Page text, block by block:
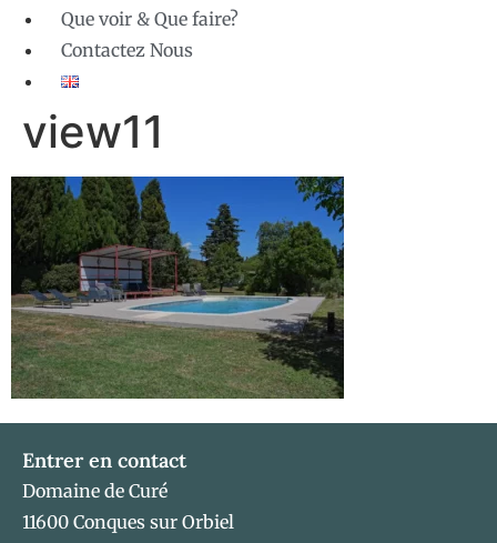
Que voir & Que faire?
Contactez Nous
view11
Entrer en contact
Domaine de Curé
11600 Conques sur Orbiel